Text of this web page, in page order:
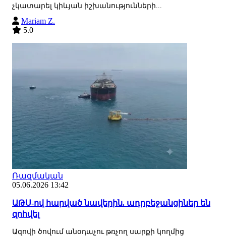
չկատարել կիևյան իշխանությունների...
Mariam Z.
5.0
Ռազմական
05.06.2026 13:42
ԱԹՍ-ով հարված նավերին. ադրբեջանցիներ են
զոհվել
Ազովի ծովում անօդաչու թռչող սարքի կողմից